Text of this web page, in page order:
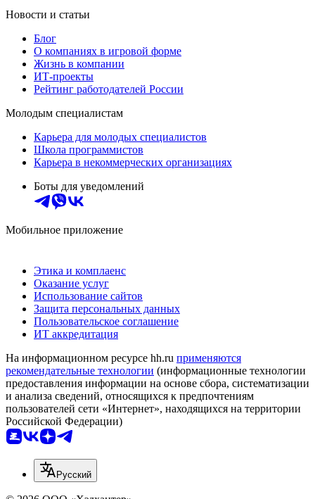
Новости и статьи
Блог
О компаниях в игровой форме
Жизнь в компании
ИТ-проекты
Рейтинг работодателей России
Молодым специалистам
Карьера для молодых специалистов
Школа программистов
Карьера в некоммерческих организациях
Боты для уведомлений
Мобильное приложение
Этика и комплаенс
Оказание услуг
Использование сайтов
Защита персональных данных
Пользовательское соглашение
ИТ аккредитация
На информационном ресурсе hh.ru применяются
рекомендательные технологии (информационные технологии
предоставления информации на основе сбора, систематизации
и анализа сведений, относящихся к предпочтениям
пользователей сети «Интернет», находящихся на территории
Российской Федерации)
Русский